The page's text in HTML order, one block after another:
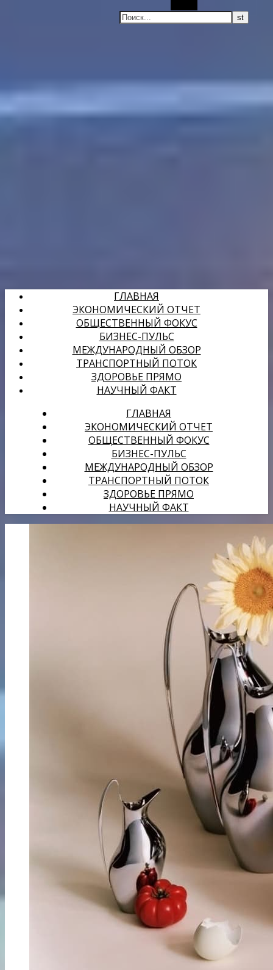
ГЛАВНАЯ
ЭКОНОМИЧЕСКИЙ ОТЧЕТ
ОБЩЕСТВЕННЫЙ ФОКУС
БИЗНЕС-ПУЛЬС
МЕЖДУНАРОДНЫЙ ОБЗОР
ТРАНСПОРТНЫЙ ПОТОК
ЗДОРОВЬЕ ПРЯМО
НАУЧНЫЙ ФАКТ
ГЛАВНАЯ
ЭКОНОМИЧЕСКИЙ ОТЧЕТ
ОБЩЕСТВЕННЫЙ ФОКУС
БИЗНЕС-ПУЛЬС
МЕЖДУНАРОДНЫЙ ОБЗОР
ТРАНСПОРТНЫЙ ПОТОК
ЗДОРОВЬЕ ПРЯМО
НАУЧНЫЙ ФАКТ